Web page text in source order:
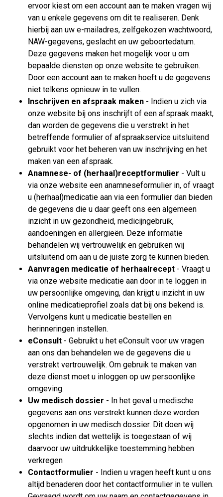
ervoor kiest om een account aan te maken vragen wij
van u enkele gegevens om dit te realiseren. Denk
hierbij aan uw e-mailadres, zelfgekozen wachtwoord,
NAW-gegevens, geslacht en uw geboortedatum.
Deze gegevens maken het mogelijk voor u om
bepaalde diensten op onze website te gebruiken.
Door een account aan te maken hoeft u de gegevens
niet telkens opnieuw in te vullen.
Inschrijven en afspraak maken - Indien u zich via
onze website bij ons inschrijft of een afspraak maakt,
dan worden de gegevens die u verstrekt in het
betreffende formulier of afspraakservice uitsluitend
gebruikt voor het beheren van uw inschrijving en het
maken van een afspraak.
Anamnese- of (herhaal)receptformulier - Vult u
via onze website een anamneseformulier in, of vraagt
u (herhaal)medicatie aan via een formulier dan bieden
de gegevens die u daar geeft ons een algemeen
inzicht in uw gezondheid, medicijngebruik,
aandoeningen en allergieën. Deze informatie
behandelen wij vertrouwelijk en gebruiken wij
uitsluitend om aan u de juiste zorg te kunnen bieden.
Aanvragen medicatie of herhaalrecept - Vraagt u
via onze website medicatie aan door in te loggen in
uw persoonlijke omgeving, dan krijgt u inzicht in uw
online medicatieprofiel zoals dat bij ons bekend is.
Vervolgens kunt u medicatie bestellen en
herinneringen instellen.
eConsult - Gebruikt u het eConsult voor uw vragen
aan ons dan behandelen we de gegevens die u
verstrekt vertrouwelijk. Om gebruik te maken van
deze dienst moet u inloggen op uw persoonlijke
omgeving.
Uw medisch dossier - In het geval u medische
gegevens aan ons verstrekt kunnen deze worden
opgenomen in uw medisch dossier. Dit doen wij
slechts indien dat wettelijk is toegestaan of wij
daarvoor uw uitdrukkelijke toestemming hebben
verkregen
Contactformulier - Indien u vragen heeft kunt u ons
altijd benaderen door het contactformulier in te vullen.